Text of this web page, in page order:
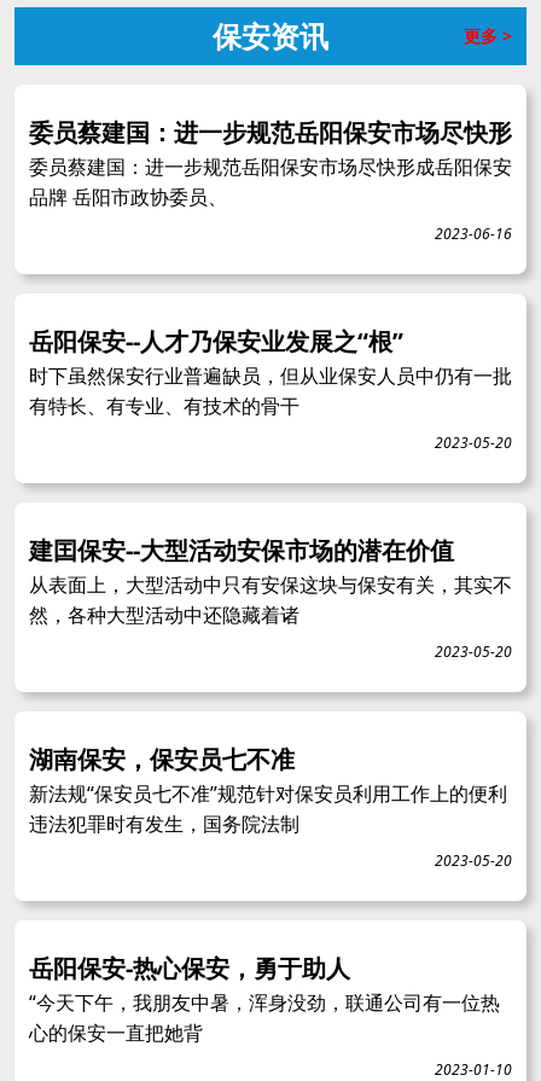
保安资讯 更多 >
委员蔡建国：进一步规范岳阳保安市场尽快形
委员蔡建国：进一步规范岳阳保安市场尽快形成岳阳保安
品牌 岳阳市政协委员、
2023-06-16
岳阳保安--人才乃保安业发展之“根”
时下虽然保安行业普遍缺员，但从业保安人员中仍有一批
有特长、有专业、有技术的骨干
2023-05-20
建囯保安--大型活动安保市场的潜在价值
从表面上，大型活动中只有安保这块与保安有关，其实不
然，各种大型活动中还隐藏着诸
2023-05-20
湖南保安，保安员七不准
新法规“保安员七不准”规范针对保安员利用工作上的便利
违法犯罪时有发生，国务院法制
2023-05-20
岳阳保安-热心保安，勇于助人
“今天下午，我朋友中暑，浑身没劲，联通公司有一位热
心的保安一直把她背
2023-01-10